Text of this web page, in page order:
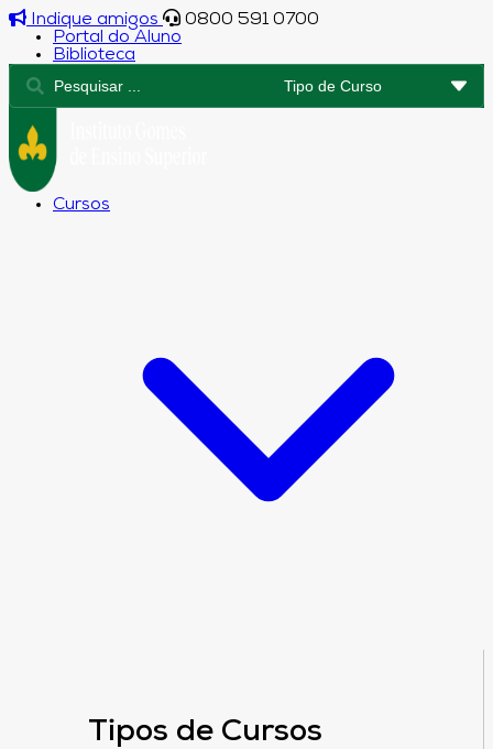
Indique amigos
0800 591 0700
Portal do Aluno
Biblioteca
Cursos
Tipos de Cursos